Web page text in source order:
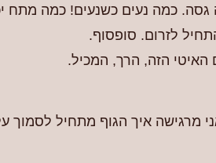
גסה. כמה נעים כשנעים! כמה
לזרום. סופסוף.
האיטי הזה, הרך, המכיל.
מרגישה איך הגוף מתחיל לסמוך